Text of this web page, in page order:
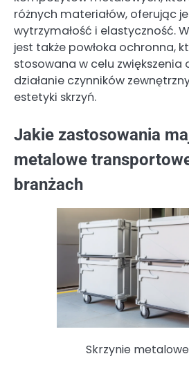
różnych materiałów, oferując
wytrzymałość i elastyczność.
jest także powłoka ochronna,
stosowana w celu zwiększenia
działanie czynników
estetyki skrzyń.
Jakie zastosowania
metalowe
branżach
Skrzynie